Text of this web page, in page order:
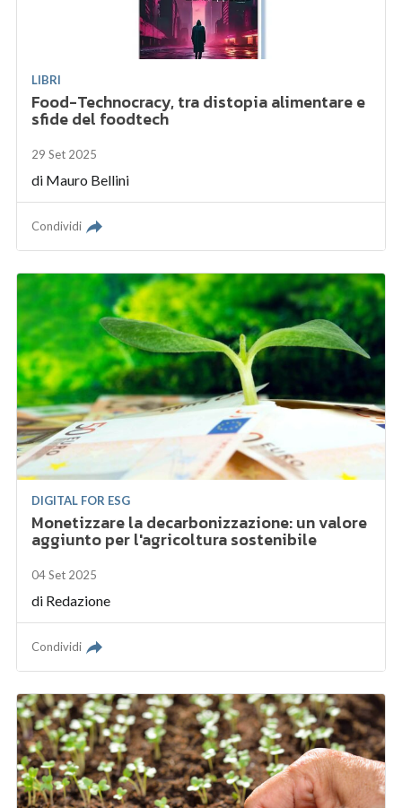
LIBRI
Food-Technocracy, tra distopia alimentare e
sfide del foodtech
29 Set 2025
di Mauro Bellini
Condividi
DIGITAL FOR ESG
Monetizzare la decarbonizzazione: un valore
aggiunto per l'agricoltura sostenibile
04 Set 2025
di Redazione
Condividi